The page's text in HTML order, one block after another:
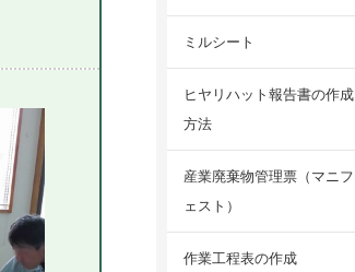
ミルシート
ヒヤリハット報告書の作成
方法
産業廃棄物管理票（マニフ
ェスト）
作業工程表の作成